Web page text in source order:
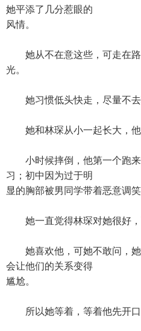
她平添了几分惹眼的
风情。
她从不在意这些，可走在路
光。
她习惯低头快走，尽量不去
她和林琛从小一起长大，他
小时候摔倒，他第一个跑来
习；初中因为过于明
显的胸部被男同学带着恶意调
她一直觉得林琛对她很好，
她喜欢他，可她不敢问，她
会让他们的关系变得
尴尬。
所以她等着，等着他先开口